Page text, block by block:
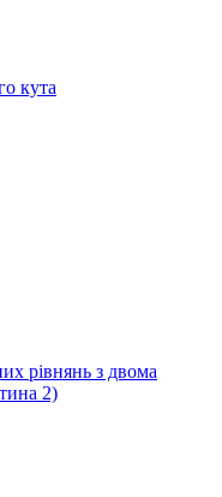
кута
рівнянь з двома
2)